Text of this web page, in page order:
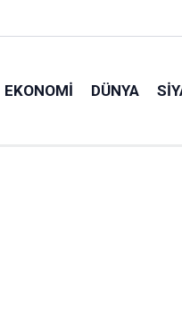
EKONOMI DÜNYA